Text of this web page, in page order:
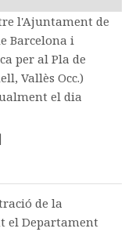
l'Ajuntament de
Barcelona i
per al Pla de
Vallès Occ.)
el dia
|
de la
el Departament